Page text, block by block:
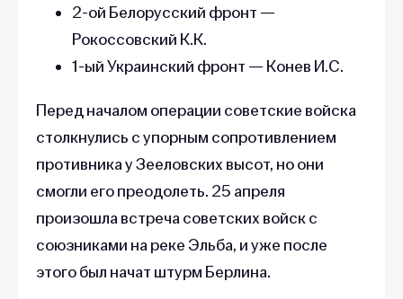
2-ой Белорусский фронт —
Рокоссовский К.К.
1-ый Украинский фронт — Конев И.С.
Перед началом операции советские войска
столкнулись с упорным сопротивлением
противника у Зееловских высот, но они
смогли его преодолеть. 25 апреля
произошла встреча советских войск с
союзниками на реке Эльба, и уже после
этого был начат штурм Берлина.